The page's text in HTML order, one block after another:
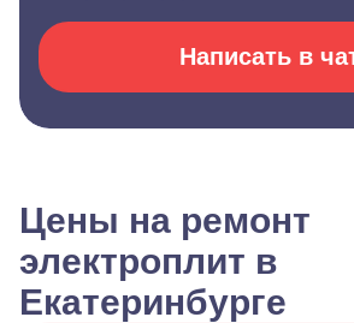
Написать в
Цены на ремонт
электроплит в
Екатеринбурге